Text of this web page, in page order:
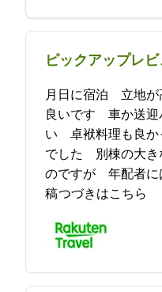
ピックアップレ
5月10日に宿泊 立地
良いです 車か送迎
い 卓袱料理も良
でした 別棟の大き
のですが 年配者には階段の
稿つづきはこちら